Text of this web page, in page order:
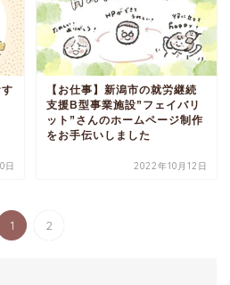
日
【お仕事】新潟市の就労継続
支援B型事業施設”フェイバリ
ット”さんのホームページ制作
をお手伝いしました
2022年10月12日
1 2